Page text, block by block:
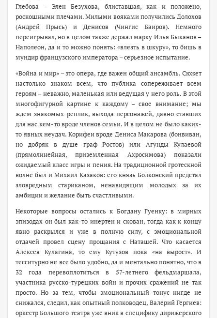
Глебова – Элен Безухова, блиставшая, как и положено,
роскошными плечами. Милыми вояками получились Долохов
(Андрей Прысь) и Денисов (Чингис Баиров). Немного
переигрывал, но в целом также держал марку Илья Быканов –
Наполеон, да и то можно понять: «влезть в шкуру», то бишь в
мундир французского императора – серьезное испытание.
«Война и мир» – это опера, где важен общий ансамбль. Сюжет
настолько знаком всем, что публика сопереживает всем
героям – неважно, маленькая или ведущая у него роль. В этой
многофигурной картине к каждому – свое внимание; мы
ждем знакомых реплик, выхода персонажей, давно ставших
для нас кем-то вроде членов семьи. И в целом не было каких-
то явных неудач. Корифеи вроде Дениса Макарова (бонвиван,
но добряк в душе граф Ростов) или Агунды Кулаевой
(прямолинейная, приземленная Ахросимова) показали
ожидаемый класс игры и пения. На традиционной гротескной
волне был и Михаил Казаков: его князь Болконский предстал
зловредным стариканом, ненавидящим молодых за их
амбиции и желание быть счастливыми.
Некоторые вопросы остались к Богдану Гуенку: в мирных
эпизодах он был как-то инертен и скован, тогда как к концу
явно раскрылся и уже в полную силу, с эмоциональной
отдачей провел сцену прощания с Наташей. Что касается
Алексея Кулагина, то ему Кутузов пока «на вырост». И
тесситурно не все было удобно, да и ментально понятно, что в
32 года перевоплотиться в 57-летнего фельдмаршала,
участника русско-турецких войн и прочих сражений не так
просто. Но за тем, чтобы эмоциональный тонус нигде не
снижался, следил, как опытный полководец, Валерий Гергиев:
оркестр Большого театра уже вник в специфику дирижерского